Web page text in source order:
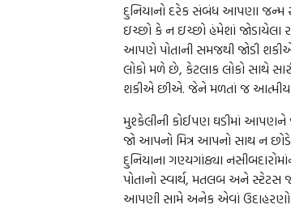
દુનિયાનો દરેક સંબંધ આપણા જન્મ
ઇચ્છો કે ન ઇચ્છો હંમેશાં
આપણે પોતાની સમજથી જોડી
લોકો મળે છે, કેટલાક લોકો સાથે
શકીએ છીએ. જેને મળતાં જ
મુશ્કેલીની કોઈપણ ઘડીમાં આપણને
જો આપનો મિત્ર આપનો સાથ ન
દુનિયાના ગણ્યગાંઠ્યા
પોતાનો સ્વાર્થ, મતલબ અને સ્ટેટસ
આપણી સામે અનેક એવાં ઉદાહરણો